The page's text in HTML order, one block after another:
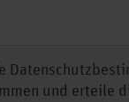
und erteile